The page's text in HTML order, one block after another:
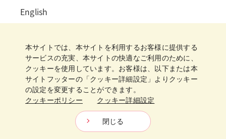
English
ご利用規約
クッキーポリシー
クッキー詳細設定
サイトマップ
日清製粉グループ
Copyright © Nisshin Seifun Group Inc. All Rights Reserved.
本サイトでは、本サイトを利用するお客様に提供する
サービスの充実、本サイトの快適なご利用のために、
クッキーを使用しています。お客様は、以下または本
サイトフッターの「クッキー詳細設定」よりクッキー
の設定を変更することができます。
クッキーポリシー
クッキー詳細設定
閉じる